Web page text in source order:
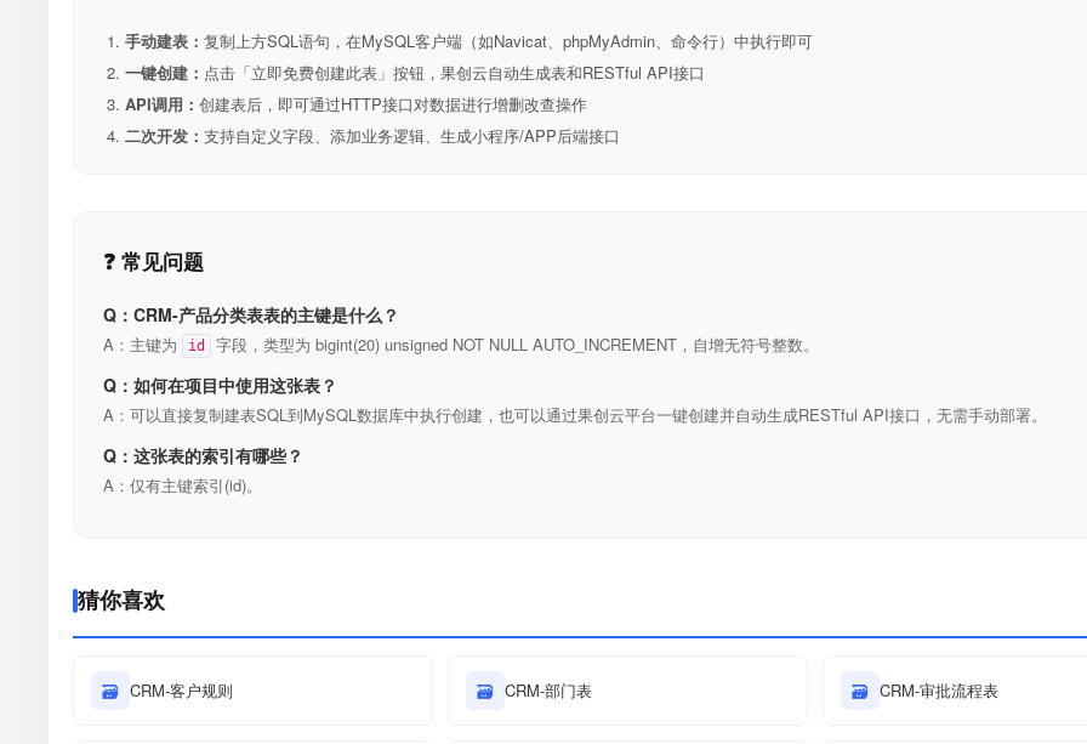
手动建表： 复制上方SQL语句，在MySQL客户端（如Navicat、phpMyAdmin、命令行）中执行即可
一键创建： 点击「立即免费创建此表」按钮，果创云自动生成表和RESTful API接口
API调用： 创建表后，即可通过HTTP接口对数据进行增删改查操作
二次开发： 支持自定义字段、添加业务逻辑、生成小程序/APP后端接口
❓ 常见问题
Q：CRM-产品分类表表的主键是什么？
A：主键为 id 字段，类型为 bigint(20) unsigned NOT NULL AUTO_INCREMENT，自增无符号整数。
Q：如何在项目中使用这张表？
A：可以直接复制建表SQL到MySQL数据库中执行创建，也可以通过果创云平台一键创建并自动生成RESTful API接口，无需手动部署。
Q：这张表的索引有哪些？
A：仅有主键索引(id)。
猜你喜欢
🗃 CRM-客户规则 🗃 CRM-部门表 🗃 CRM-审批流程表